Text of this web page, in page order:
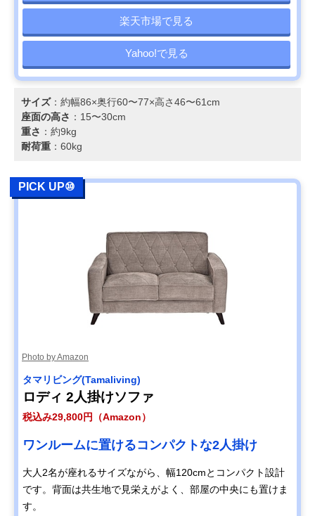
楽天市場で見る
Yahoo!で見る
サイズ：約幅86×奥行60〜77×高さ46〜61cm
座面の高さ ：15〜30cm
重さ ：約9kg
耐荷重 ：60kg
PICK UP⑩
Photo by Amazon
タマリビング(Tamaliving)
ロディ 2人掛けソファ
税込み29,800円（Amazon）
ワンルームに置けるコンパクトな2人掛け
大人2名が座れるサイズながら、幅120cmとコンパクト設計
です。背面は共生地で見栄えがよく、部屋の中央にも置けま
す。